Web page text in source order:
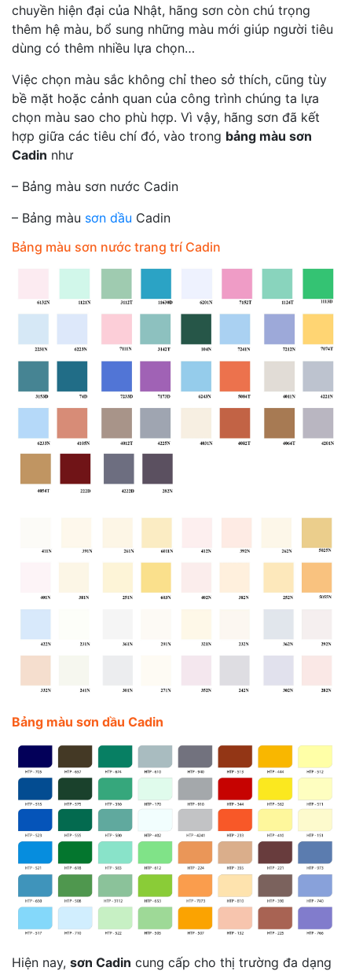
chuyền hiện đại của Nhật, hãng sơn còn chú trọng
thêm hệ màu, bổ sung những màu mới giúp người tiêu
dùng có thêm nhiều lựa chọn…
Việc chọn màu sắc không chỉ theo sở thích, cũng tùy
bề mặt hoặc cảnh quan của công trình chúng ta lựa
chọn màu sao cho phù hợp. Vì vậy, hãng sơn đã kết
hợp giữa các tiêu chí đó, vào trong bảng màu sơn
Cadin như
– Bảng màu sơn nước Cadin
– Bảng màu sơn dầu Cadin
Bảng màu sơn nước trang trí Cadin
Bảng màu sơn dầu Cadin
Hiện nay, sơn Cadin cung cấp cho thị trường đa dạng